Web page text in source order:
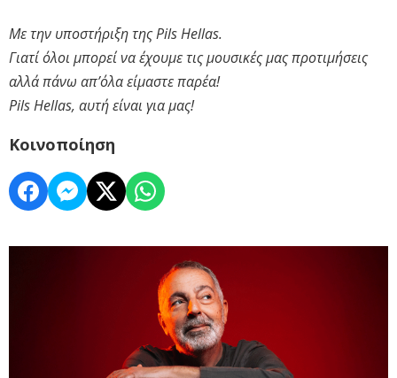
Με την υποστήριξη της Pils Hellas.
Γιατί όλοι μπορεί να έχουμε τις μουσικές μας προτιμήσεις
αλλά πάνω απ’όλα είμαστε παρέα!
Pils Hellas, αυτή είναι για μας!
Κοινοποίηση